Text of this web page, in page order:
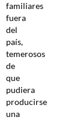
familiares
fuera
del
país,
temerosos
de
que
pudiera
producirse
una